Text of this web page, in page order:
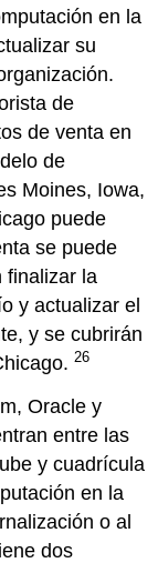
en la
su
de
de venta en
de
Moines, Iowa,
puede
se puede
finalizar la
y actualizar el
y se cubrirán
26
Oracle y
entre las
y cuadrícula
en la
o al
dos